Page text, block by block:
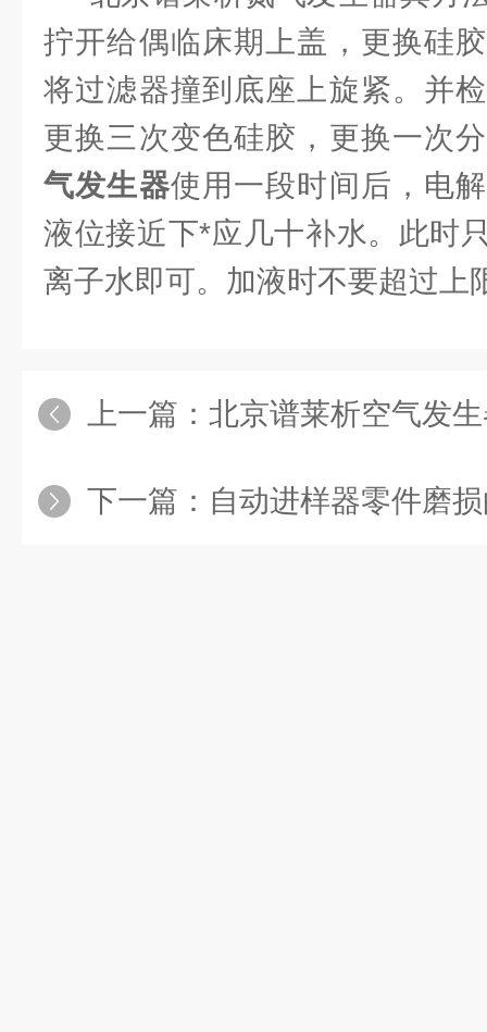
拧开给偶临床期上盖，更换硅
将过滤器撞到底座上旋紧。并
更换三次变色硅胶，更换一次
气发生器使用一段时间后，电
液位接近下*应几十补水。此时
离子水即可。加液时不要超过上
上一篇： 北京谱莱析空气发
下一篇： 自动进样器零件磨